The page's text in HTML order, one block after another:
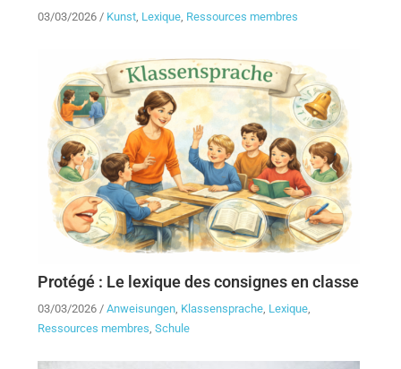
03/03/2026/ Kunst, Lexique, Ressources membres
Protégé : Le lexique des consignes en classe
03/03/2026/ Anweisungen, Klassensprache, Lexique,
Ressources membres, Schule